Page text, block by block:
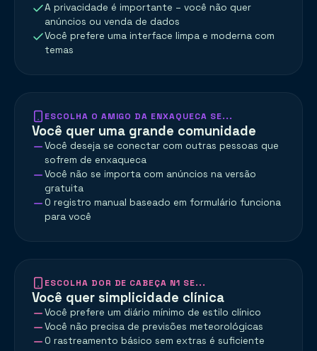
A privacidade é importante – você não quer
anúncios ou venda de dados
Você prefere uma interface limpa e moderna com
temas
ESCOLHA O AMIGO DA ENXAQUECA SE...
Você quer uma grande comunidade
Você deseja se conectar com outras pessoas que
sofrem de enxaqueca
Você não se importa com anúncios na versão
gratuita
O registro manual baseado em formulário funciona
para você
ESCOLHA DOR DE CABEÇA N1 SE...
Você quer simplicidade clínica
Você prefere um diário mínimo de estilo clínico
Você não precisa de previsões meteorológicas
O rastreamento básico sem extras é suficiente